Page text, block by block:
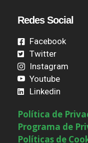
Redes Social
Facebook
Twitter
Instagram
Youtube
Linkedin
Política de
Programa de
Políticas de